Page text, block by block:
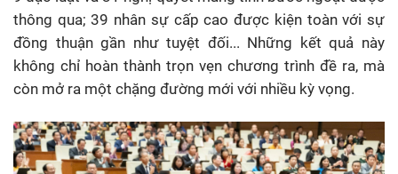
thông qua; 39 nhân sự cấp cao được kiện toàn với sự
đồng thuận gần như tuyệt đối... Những kết quả này
không chỉ hoàn thành trọn vẹn chương trình đề ra, mà
còn mở ra một chặng đường mới với nhiều kỳ vọng.